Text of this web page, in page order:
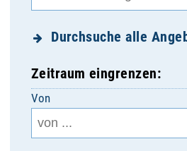
Durchsuche alle
Zeitraum eingrenzen:
Von